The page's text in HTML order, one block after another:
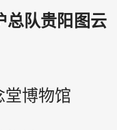
总队贵阳图云
堂博物馆